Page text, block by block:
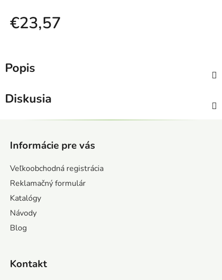
€23,57
Popis
Diskusia
Informácie pre vás
Veľkoobchodná registrácia
Reklamačný formulár
Katalógy
Návody
Blog
Kontakt